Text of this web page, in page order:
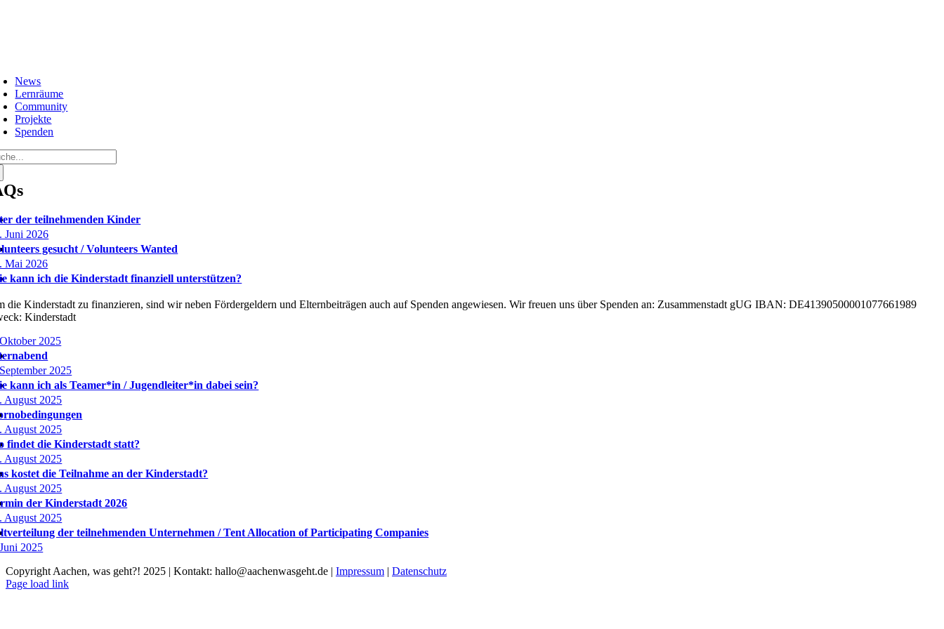
News
Lernräume
Community
Projekte
Spenden
der teilnehmenden Kinder
Juni 2026
gesucht / Volunteers Wanted
Mai 2026
kann ich die Kinderstadt finanziell unterstützen?
die Kinderstadt zu finanzieren, sind wir neben Fördergeldern und Elternbeiträgen auch auf Spenden angewiesen. Wir freuen uns über Spenden an: Zusammenstadt gUG IBAN: DE41390500001077661989
Kinderstadt
2025
2025
kann ich als Teamer*in / Jugendleiter*in dabei sein?
August 2025
August 2025
findet die Kinderstadt statt?
August 2025
kostet die Teilnahme an der Kinderstadt?
August 2025
der Kinderstadt 2026
August 2025
der teilnehmenden Unternehmen / Tent Allocation of Participating Companies
2025
Copyright Aachen, was geht?! 2025 | Kontakt: hallo@aachenwasgeht.de | Impressum | Datenschutz
Instagram
LinkedIn
Tiktok
YouTube
Page load link